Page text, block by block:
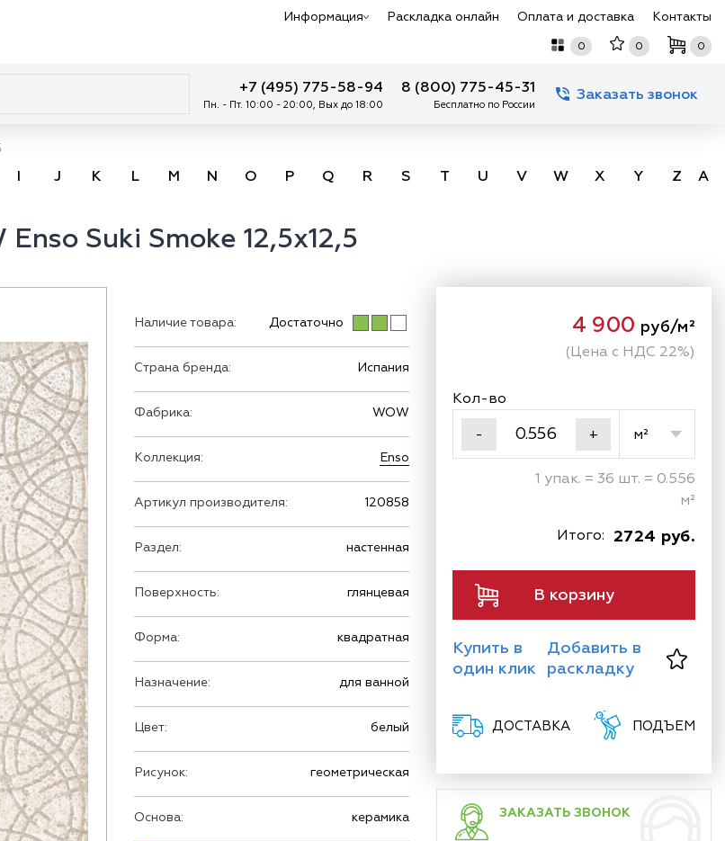
Информация Раскладка онлайн Оплата и доставка Контакты
0 0 0
+7 (495) 775-58-94
Пн. - Пт. 10:00 - 20:00, Вых до 18:00
8 (800) 775-45-31
Бесплатно по России
Заказать звонок
I J K L M N O P Q R S T U V W X Y Z А -
Suki Smoke 12,5x12,5
Наличие товара: Достаточно
Страна бренда: Испания
Фабрика: WOW
Коллекция: Enso
Артикул производителя: 120858
Раздел: настенная
Поверхность: глянцевая
Форма: квадратная
Назначение: для ванной
Цвет: белый
Рисунок: геометрическая
Основа: керамика
4 900 руб/м²
(Цена с НДС 22%)
Кол-во
-
+ м²
1 упак. = 36 шт. = 0.556
м²
2724 руб.
Итого:
В корзину
Купить в
один клик
Добавить в
раскладку
ДОСТАВКА ПОДЪЕМ
ЗАКАЗАТЬ ЗВОНОК